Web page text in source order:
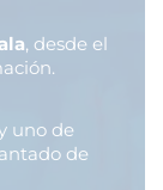
, desde el
uno de
de